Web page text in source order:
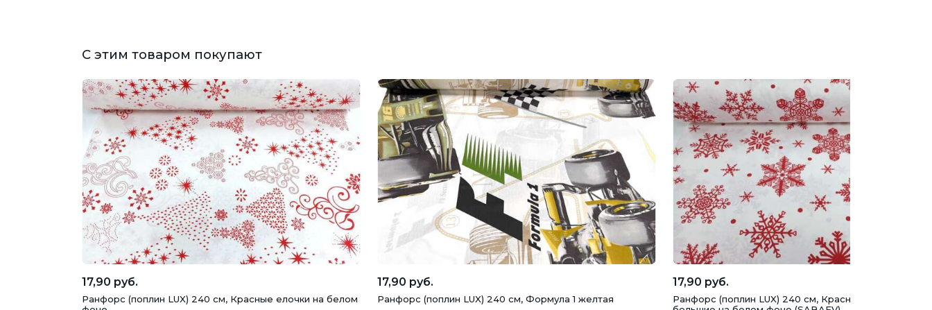
С этим товаром покупают
17,90 руб.
Ранфорс (поплин LUX) 240 см, Красные елочки на белом
17,90 руб.
Ранфорс (поплин LUX) 240 см, Формула 1 желтая
17,90 руб.
Ранфорс (поплин LUX) 240 см, Красные снежинки